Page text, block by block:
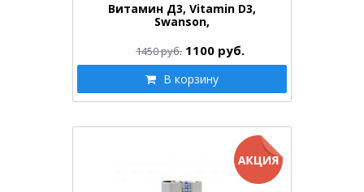
Витамин Д3, Vitamin D3,
Swanson,
1450 руб. 1100 руб.
В корзину